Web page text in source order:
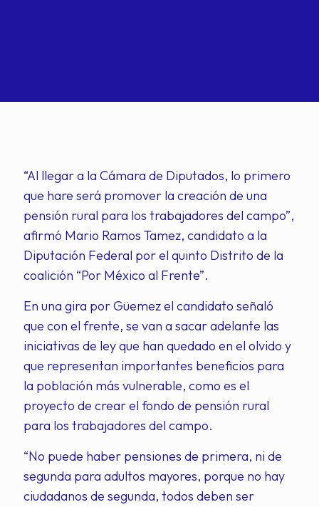
“Al llegar a la Cámara de Diputados, lo primero
que hare será promover la creación de una
pensión rural para los trabajadores del campo”,
afirmó Mario Ramos Tamez, candidato a la
Diputación Federal por el quinto Distrito de la
coalición “Por México al Frente”.
En una gira por Güemez el candidato señaló
que con el frente, se van a sacar adelante las
iniciativas de ley que han quedado en el olvido y
que representan importantes beneficios para
la población más vulnerable, como es el
proyecto de crear el fondo de pensión rural
para los trabajadores del campo.
“No puede haber pensiones de primera, ni de
segunda para adultos mayores, porque no hay
ciudadanos de segunda, todos deben ser